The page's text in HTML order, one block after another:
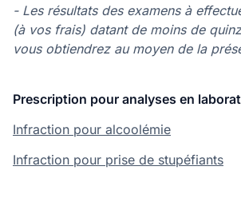
- Les résultats des examens à
(à vos frais) datant de moins de
vous obtiendrez au moyen de la
Prescription pour analyses en
Infraction pour alcoolémie
Infraction pour prise de stupéfiants